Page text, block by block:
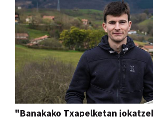
"Banakako Txapelketan